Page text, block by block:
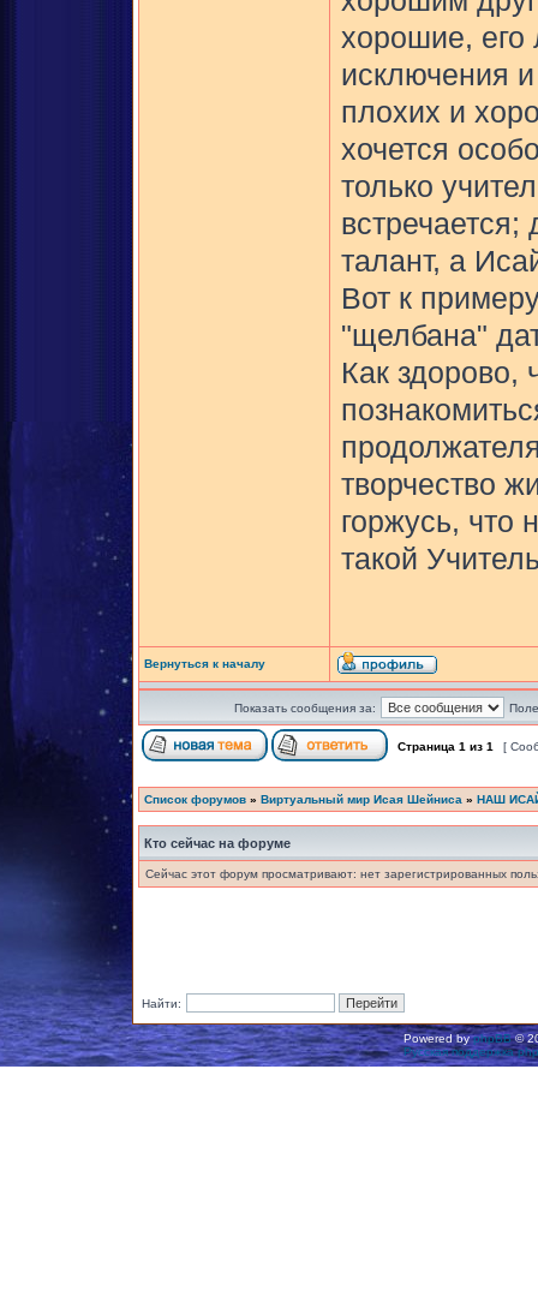
хорошие, его
исключения
плохих и
хочется
только
талант, а
Вот к
"щелбана"
Как здорово,
творчество
горжусь, что
такой
Вернуться к началу
Показать сообщения за:
Страница 1 из 1 [
Список форумов » Виртуальный мир Исая Шейниса » НАШ
Кто сейчас на форуме
Сейчас этот форум просматривают: нет зарегистрированных
Найти:
Powered byphpBB©
Русская поддержка